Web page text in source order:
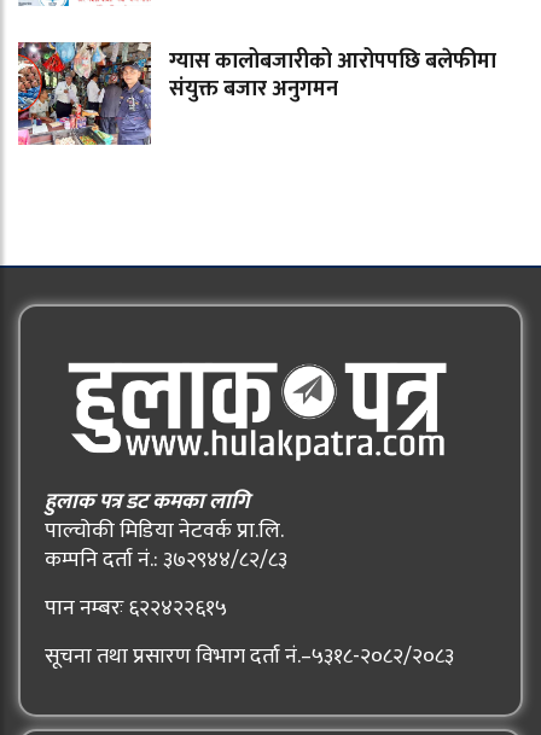
ग्यास कालोबजारीको आरोपपछि बलेफीमा
संयुक्त बजार अनुगमन
हुलाक पत्र डट कमका लागि
पाल्चोकी मिडिया नेटवर्क प्रा.लि.
कम्पनि दर्ता नं.: ३७२९४४/८२/८३
पान नम्बरः ६२२४२२६१५
सूचना तथा प्रसारण विभाग दर्ता नं.–५३१८-२०८२/२०८३